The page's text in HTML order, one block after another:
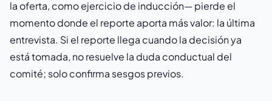
la oferta, como ejercicio de inducción— pierde el
momento donde el reporte aporta más valor: la última
entrevista. Si el reporte llega cuando la decisión ya
está tomada, no resuelve la duda conductual del
comité; solo confirma sesgos previos.